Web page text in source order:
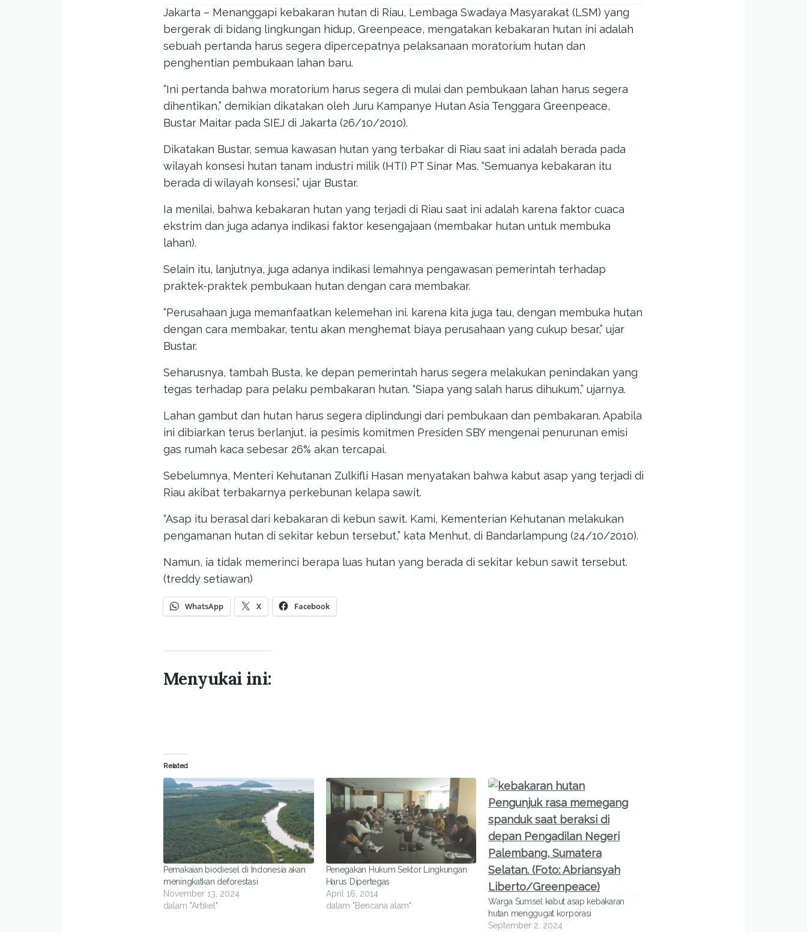
Jakarta – Menanggapi kebakaran hutan di Riau, Lembaga Swadaya Masyarakat (LSM) yang
bergerak di bidang lingkungan hidup, Greenpeace, mengatakan kebakaran hutan ini adalah
sebuah pertanda harus segera dipercepatnya pelaksanaan moratorium hutan dan
penghentian pembukaan lahan baru.
“Ini pertanda bahwa moratorium harus segera di mulai dan pembukaan lahan harus segera
dihentikan,” demikian dikatakan oleh Juru Kampanye Hutan Asia Tenggara Greenpeace,
Bustar Maitar pada SIEJ di Jakarta (26/10/2010).
Dikatakan Bustar, semua kawasan hutan yang terbakar di Riau saat ini adalah berada pada
wilayah konsesi hutan tanam industri milik (HTI) PT Sinar Mas. “Semuanya kebakaran itu
berada di wilayah konsesi,” ujar Bustar.
Ia menilai, bahwa kebakaran hutan yang terjadi di Riau saat ini adalah karena faktor cuaca
ekstrim dan juga adanya indikasi faktor kesengajaan (membakar hutan untuk membuka
lahan).
Selain itu, lanjutnya, juga adanya indikasi lemahnya pengawasan pemerintah terhadap
praktek-praktek pembukaan hutan dengan cara membakar.
“Perusahaan juga memanfaatkan kelemehan ini. karena kita juga tau, dengan membuka hutan
dengan cara membakar, tentu akan menghemat biaya perusahaan yang cukup besar,” ujar
Bustar.
Seharusnya, tambah Busta, ke depan pemerintah harus segera melakukan penindakan yang
tegas terhadap para pelaku pembakaran hutan. “Siapa yang salah harus dihukum,” ujarnya.
Lahan gambut dan hutan harus segera diplindungi dari pembukaan dan pembakaran. Apabila
ini dibiarkan terus berlanjut, ia pesimis komitmen Presiden SBY mengenai penurunan emisi
gas rumah kaca sebesar 26% akan tercapai.
Sebelumnya, Menteri Kehutanan Zulkifli Hasan menyatakan bahwa kabut asap yang terjadi di
Riau akibat terbakarnya perkebunan kelapa sawit.
“Asap itu berasal dari kebakaran di kebun sawit. Kami, Kementerian Kehutanan melakukan
pengamanan hutan di sekitar kebun tersebut,” kata Menhut, di Bandarlampung (24/10/2010).
Namun, ia tidak memerinci berapa luas hutan yang berada di sekitar kebun sawit tersebut.
(treddy setiawan)
WhatsApp X Facebook
Menyukai ini:
Related
Pemakaian biodiesel di Indonesia akan
meningkatkan deforestasi
November 13, 2024
dalam "Artikel"
Penegakan Hukum Sektor Lingkungan
Harus Dipertegas
April 16, 2014
dalam "Bencana alam"
Warga Sumsel kabut asap kebakaran
hutan menggugat korporasi
September 2, 2024